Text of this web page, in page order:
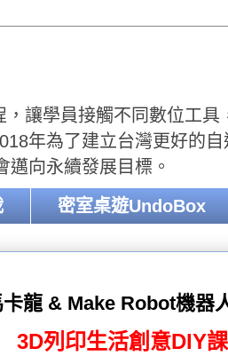
讓學員接觸不同數位工
年為了建立台灣更好的
向永續發展目標。
密室桌遊UndoBox
龍 & Make Robot機器
3D列印生活創意DIY